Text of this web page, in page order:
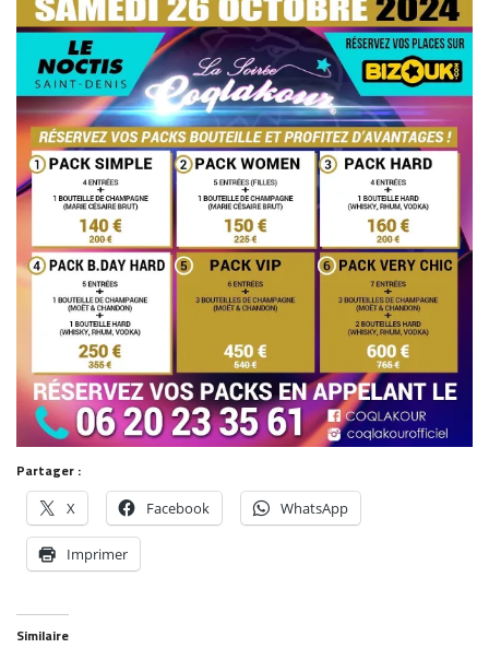
Partager :
X Facebook WhatsApp
Imprimer
Similaire